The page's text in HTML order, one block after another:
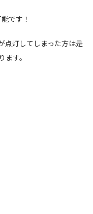
です！
点灯してしまった方は是
す。